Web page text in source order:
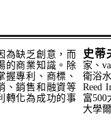
為缺乏創意，而
的商業知識。除
握專利、商標、
、銷售和融資等
轉化為成功的事
史蒂
家、
衛浴
Reed
富500
大學